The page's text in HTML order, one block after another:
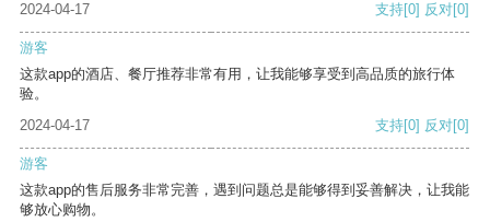
2024-04-17 支持[0] 反对[0]
游客
这款app的酒店、餐厅推荐非常有用，让我能够享受到高品质的旅行体
验。
2024-04-17
支持[0] 反对[0]
游客
这款app的售后服务非常完善，遇到问题总是能够得到妥善解决，让我能
够放心购物。